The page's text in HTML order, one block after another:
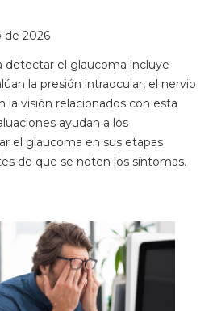
de 2026
detectar el glaucoma incluye
la presión intraocular, el nervio
la visión relacionados con esta
ayudan a los
el glaucoma en sus etapas
de que se noten los síntomas.